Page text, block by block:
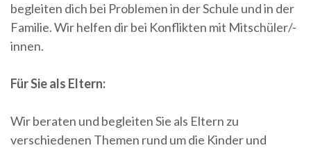
begleiten dich bei Problemen in der Schule und in der
Familie. Wir helfen dir bei Konflikten mit Mitschüler/-
innen.
Für Sie als Eltern:
Wir beraten und begleiten Sie als Eltern zu
verschiedenen Themen rund um die Kinder und